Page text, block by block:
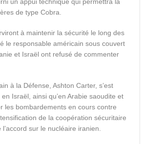
de type Cobra.
à maintenir la sécurité le long des
le responsable américain sous couvert
et Israël ont refusé de commenter
à la Défense, Ashton Carter, s’est
Israël, ainsi qu’en Arabie saoudite et
les bombardements en cours contre
de la coopération sécuritaire
sur le nucléaire iranien.